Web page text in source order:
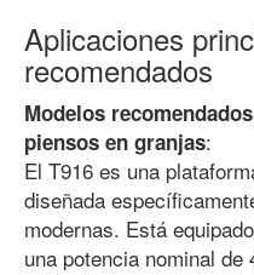
Aplicaciones
recomendados
Modelos
piensos en granjas:
El T916 es una
diseñada
modernas. Está
una potencia nominal